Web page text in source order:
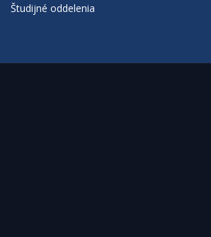
Študijné oddelenia